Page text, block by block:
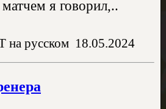
я говорил,..
на русском 18.05.2024